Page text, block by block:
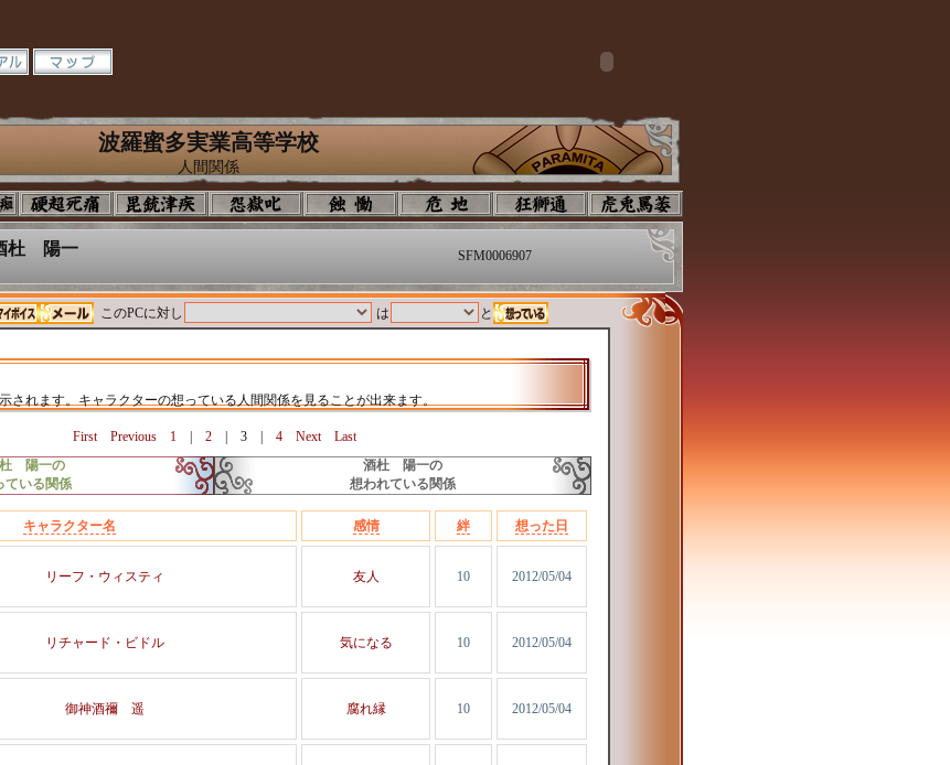
波羅蜜多実業高等学校
人間関係
杜 陽一 SFM0006907
このPCに対し は と
されます。キャラクターの想っている人間関係を見ることが出来ます。
First Previous 1| 2| 3| 4 Next
Last
陽一の
ている関係
酒杜 陽一の
想われている関係
キャラクター名 感情 絆 想った日
リーフ・ウィスティ 友人 10 2012/05/04
リチャード・ビドル 気になる 10 2012/05/04
御神酒禰 遥 腐れ縁 10 2012/05/04